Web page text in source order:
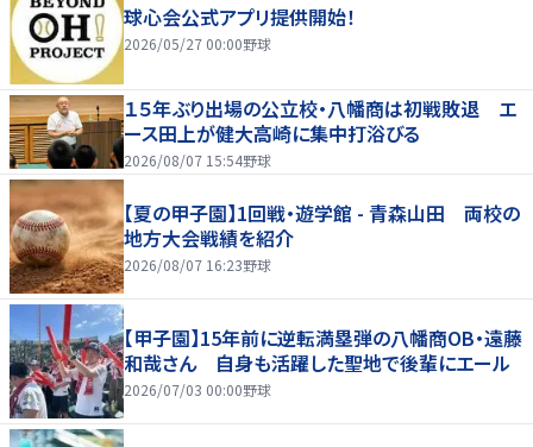
球心会公式アプリ提供開始！
2026/05/27 00:00野球
１５年ぶり出場の公立校・八幡商は初戦敗退 エ
ース田上が健大高崎に集中打浴びる
2026/08/07 15:54野球
【夏の甲子園】1回戦・遊学館 - 青森山田 両校の
地方大会戦績を紹介
2026/08/07 16:23野球
【甲子園】15年前に逆転満塁弾の八幡商OB・遠藤
和哉さん 自身も活躍した聖地で後輩にエール
2026/07/03 00:00野球